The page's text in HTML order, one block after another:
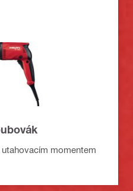
momentem